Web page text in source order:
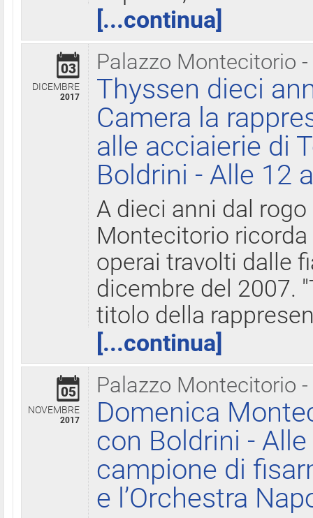
[...continua]
Palazzo Montecitorio
03
DICEMBRE
2017
Thyssen dieci
Camera la
alle acciaierie di
Boldrini - Alle 12
A dieci anni dal
Montecitorio
operai travolti dalle
dicembre del 2007.
titolo della
[...continua]
Palazzo Montecitorio
05
NOVEMBRE
2017
Domenica
con Boldrini -
campione di
e l’Orchestra